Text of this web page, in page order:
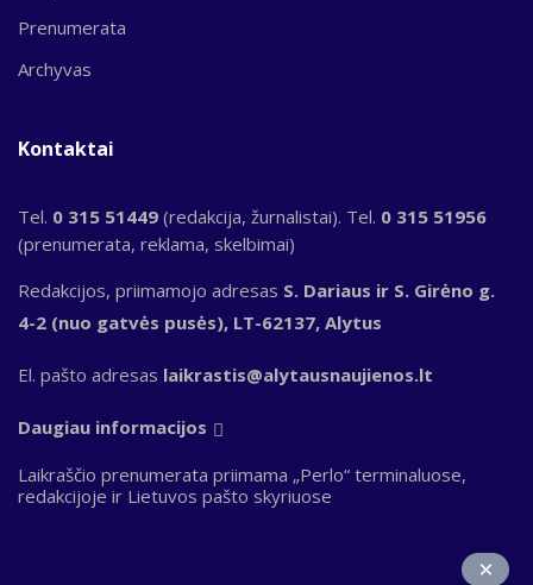
Prenumerata
Archyvas
Kontaktai
Tel. 0 315 51449 (redakcija, žurnalistai). Tel. 0 315 51956
(prenumerata, reklama, skelbimai)
Redakcijos, priimamojo adresas S. Dariaus ir S. Girėno g.
4-2 (nuo gatvės pusės), LT-62137, Alytus
El. pašto adresas laikrastis@alytausnaujienos.lt
Daugiau informacijos
Laikraščio prenumerata priimama „Perlo“ terminaluose,
redakcijoje ir Lietuvos pašto skyriuose